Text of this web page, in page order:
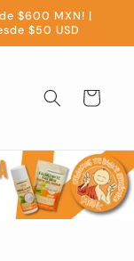
$600 MXN! |
$50 USD
Carrito